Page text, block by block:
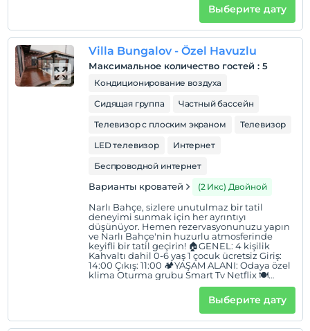
içerisinde mutfak araç ve gereçleri
YATAK ODASI: Loft katta 1 adet çift kişilik
🏊🏻‍♂️EĞLENCE: Özel havuz 🍀BAHÇE: Barbekü
imkânı Oturma grubu ve ateş kazanı Özel
otopark
Выберите дату
Villa Bungalov - Özel Havuzlu
Максимальное количество гостей : 5
Кондиционирование воздуха
Сидящая группа
Частный бассейн
Телевизор с плоским экраном
Телевизор
LED телевизор
Интернет
Беспроводной интернет
Варианты кроватей (2 Икс) Двойной
Narlı Bahçe, sizlere unutulmaz bir tatil
deneyimi sunmak için her ayrıntıyı
düşünüyor. Hemen rezervasyonunuzu yapın
ve Narlı Bahçe'nin huzurlu atmosferinde
keyifli bir tatil geçirin! 🏠GENEL: 4 kişilik
Kahvaltı dahil 0-6 yaş 1 çocuk ücretsiz Giriş:
14:00 Çıkış: 11:00 🏕YAŞAM ALANI: Odaya özel
klima Oturma grubu Smart Tv Netflix 🍽
MUTFAK: Mini buzdolabı Mini mutffak Kettle
grubu
Выберите дату